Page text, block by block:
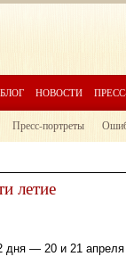
БЛОГ НОВОСТИ
Пресс-портреты
летие
дня — 20 и 21 апреля